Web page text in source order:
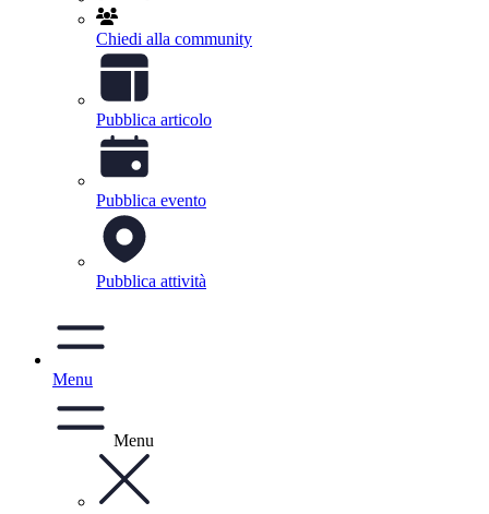
Chiedi alla community
Pubblica articolo
Pubblica evento
Pubblica attività
Menu
Menu